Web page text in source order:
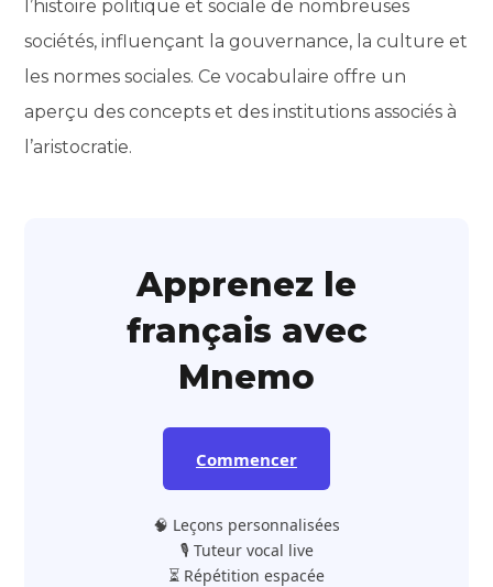
l’histoire politique et sociale de nombreuses
sociétés, influençant la gouvernance, la culture et
les normes sociales. Ce vocabulaire offre un
aperçu des concepts et des institutions associés à
l’aristocratie.
Apprenez le
français avec
Mnemo
Commencer
🧠 Leçons personnalisées
🎙️ Tuteur vocal live
⏳ Répétition espacée